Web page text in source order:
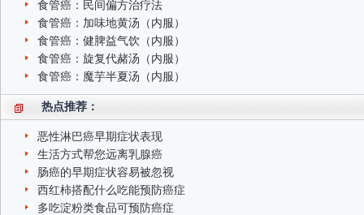
食管癌：民间偏方治疗法
食管癌：加味地黄汤（内服）
食管癌：健脾益气饮（内服）
食管癌：旋复代赭汤（内服）
食管癌：魔芋半夏汤（内服）
热点推荐：
恶性淋巴癌早期症状表现
生活方式帮您远离乳腺癌
肠癌的早期症状容易被忽视
西红柿搭配什么吃能预防癌症
多吃淀粉类食品可预防癌症